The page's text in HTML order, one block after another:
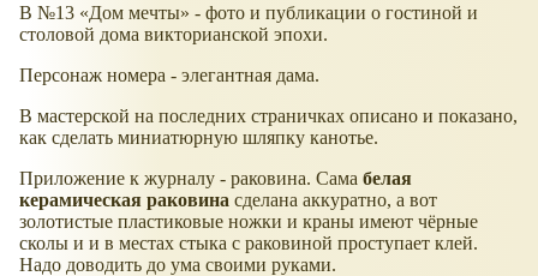
В №13 Дом мечты
- фото и публикации о гостиной и
столовой дома викторианской эпохи.
Персонаж номера - элегантная дама.
В мастерской на последних страничках описано и показано,
как сделать миниатюрную шляпку канотье.
Приложение к журналу - раковина. Сама белая
керамическая раковина сделана аккуратно, а вот
золотистые пластиковые ножки и краны имеют чёрные
сколы и и в местах стыка с раковиной проступает клей.
Надо доводить до ума своими руками.